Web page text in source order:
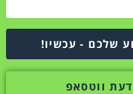
שלכם - עכשיו!
ווטסאפ